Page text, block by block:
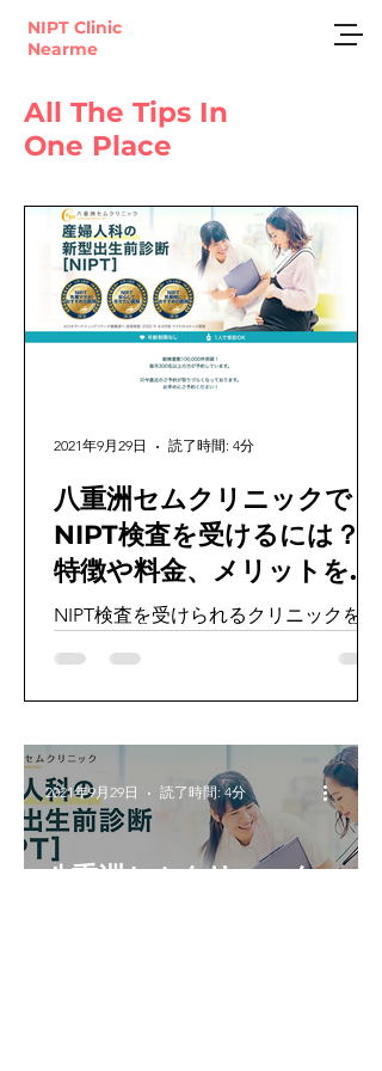
NIPT Clinic
Nearme
All The Tips In
One Place
八重洲セムクリニックで
NIPT検査を受けるには？
特徴や料金、メリットをま
とめました。
NIPT検査を受けられるクリニックを東
門とし、総検査数が10000件を超える
八重洲セムクリニックについて紹介し
ましたので参考にしてみてください。
目次 八重洲セムクリニックの特徴...
2021年9月29日 読了時間: 4分
八重洲セムクリニック
2021年9月29日 読了時間: 4分